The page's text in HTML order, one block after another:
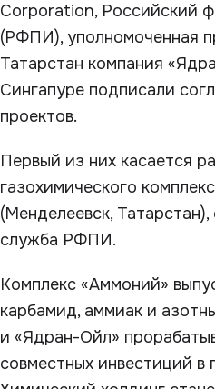
Corporation, Российский
(РФПИ), уполномоченная
Татарстан компания
Сингапуре подписали
проектов.
Первый из них касается
газохимического
(Менделеевск,
служба РФПИ.
Комплекс «Аммоний»
карбамид, аммиак и
и «Ядран-Ойл»
совместных инвестиций в